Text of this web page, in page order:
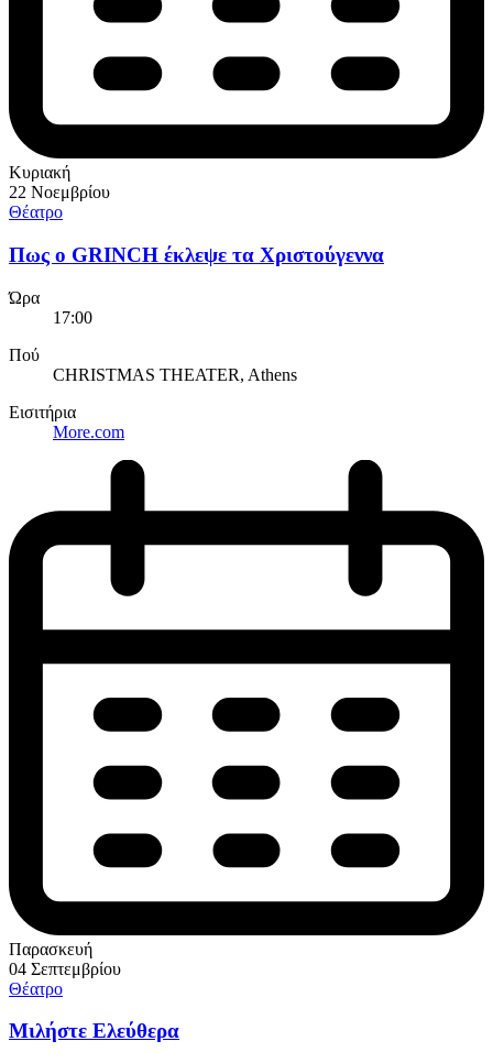
Κυριακή
22 Νοεμβρίου
Θέατρο
Πως ο GRINCH έκλεψε τα Χριστούγεννα
Ώρα
17:00
Πού
CHRISTMAS THEATER, Athens
Εισιτήρια
More.com
Παρασκευή
04 Σεπτεμβρίου
Θέατρο
Μιλήστε Ελεύθερα